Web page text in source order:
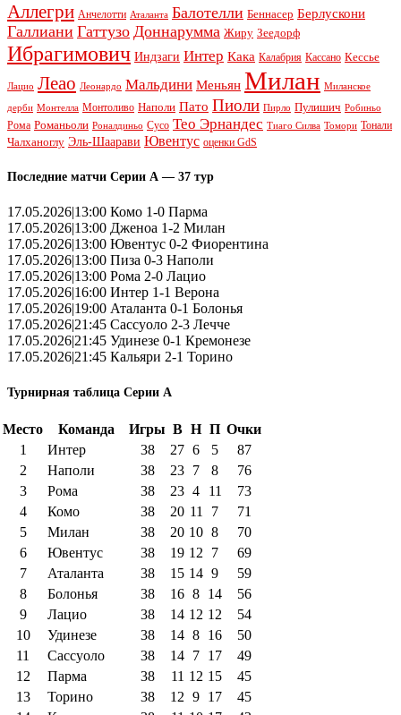
Аллегри Анчелотти Аталанта Балотелли Беннасер Берлускони
Галлиани Гаттузо Доннарумма Жиру Зеедорф
Ибрагимович Индзаги Интер Кака Калабрия Кассано Кессье
Лацио Леао Леонардо Мальдини Меньян Милан Миланское
дерби Монтелла Монтоливо Наполи Пато Пиоли Пирло Пулишич Робиньо
Рома Романьоли Роналдиньо Сусо Тео Эрнандес Тиаго Силва Томори Тонали
Чалханоглу Эль-Шаарави Ювентус оценки GdS
Последние матчи Серии А — 37 тур
17.05.2026|13:00 Комо 1-0 Парма
17.05.2026|13:00 Дженоа 1-2 Милан
17.05.2026|13:00 Ювентус 0-2 Фиорентина
17.05.2026|13:00 Пиза 0-3 Наполи
17.05.2026|13:00 Рома 2-0 Лацио
17.05.2026|16:00 Интер 1-1 Верона
17.05.2026|19:00 Аталанта 0-1 Болонья
17.05.2026|21:45 Сассуоло 2-3 Лечче
17.05.2026|21:45 Удинезе 0-1 Кремонезе
17.05.2026|21:45 Кальяри 2-1 Торино
Турнирная таблица Серии А
Место Команда Игры В Н П Очки
1
Интер 38 27 6 5
87
2
Наполи 38 23 7 8
76
3
Рома 38 23 4 11
73
4
Комо 38 20 11 7
71
5
Милан 38 20 10 8
70
6
Ювентус 38 19 12 7
69
7
Аталанта 38 15 14 9
59
8
Болонья 38 16 8 14
56
9
Лацио 38 14 12 12
54
10
Удинезе 38 14 8 16
50
11
Сассуоло 38 14 7 17
49
12
Парма 38 11 12 15
45
13
Торино 38 12 9 17
45